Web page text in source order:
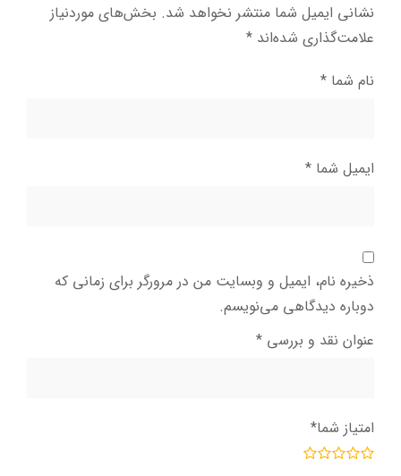
نشانی ایمیل شما منتشر نخواهد شد. بخش‌های موردنیاز
علامت‌گذاری شده‌اند *
نام شما *
ایمیل شما *
ذخیره نام، ایمیل و وبسایت من در مرورگر برای زمانی که
دوباره دیدگاهی می‌نویسم.
عنوان نقد و بررسی *
امتیاز شما*